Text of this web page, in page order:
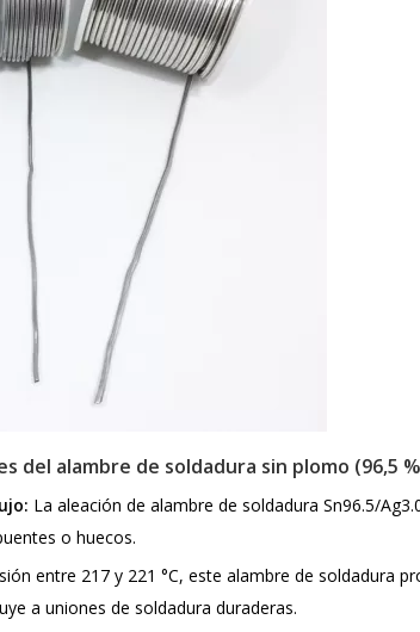
del alambre de soldadura sin plomo (96,5
La aleación de alambre de soldadura Sn96.5/
o huecos.
entre 217 y 221 °C, este alambre de soldadura
a uniones de soldadura duraderas.